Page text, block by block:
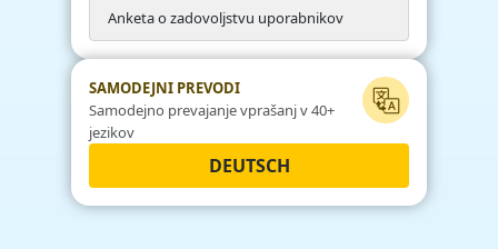
Anketaozadovoljstvu uporabnikov
SAMODEJNI PREVODI
Samodejno prevajanje vprašanj v 40+
jezikov
DEUTSCH